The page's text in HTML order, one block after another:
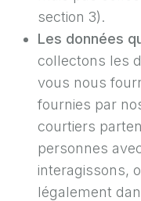
section 3).
Les données
collectons les
vous nous
fournies par
courtiers
personnes
interagissons,
légalement